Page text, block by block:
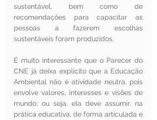
sustentável, bem como de
recomendações para capacitar as
pessoas a fazerem escolhas
sustentáveis foram produzidos.
É muito interessante que o Parecer do
CNE já deixa explícito que a Educação
Ambiental não é atividade neutra, pois
envolve valores, interesses e visões de
mundo; ou seja, ela deve assumir, na
prática educativa, de forma articulada e